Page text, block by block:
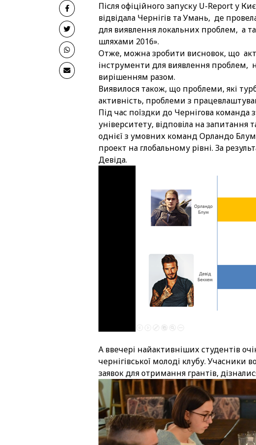
Після офіційного запуску U-Report у
відвідала Чернігів та Умань, де
для виявлення локальних проблем, а
шляхами 2016».
Отже, можна зробити висновок, що
інструменти для виявлення проблем,
вирішенням разом.
Виявилося також, що проблеми, які
активність, проблеми з
Під час поїздки до Чернігова команда
університету, відповіла на
однієї з умовних команд Орландо
проект на глобальному рівні. За
Девіда.
А ввечері найактивніших студентів
чернігівської молоді клубу.
заявок для отримання грантів,